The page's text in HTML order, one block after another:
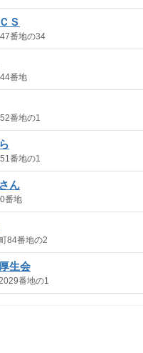
Ｓ
番地の34
番地
番地の1
番地の1
ん
番地
84番地の2
生会
番地の1